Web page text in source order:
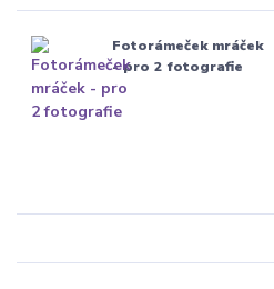
Fotorámeček mráček
- pro 2 fotografie